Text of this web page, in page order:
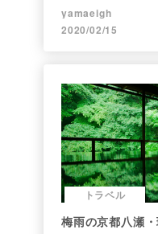
yamaeigh
2020/02/15
トラベル
梅雨の京都八瀬